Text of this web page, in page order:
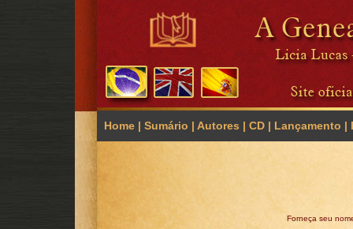
Home | Sumário | Autores | CD | Lançamento |
Forneça seu